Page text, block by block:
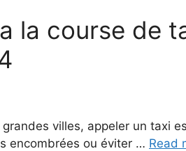
la course de
villes, appeler un taxi
encombrées ou éviter … Read